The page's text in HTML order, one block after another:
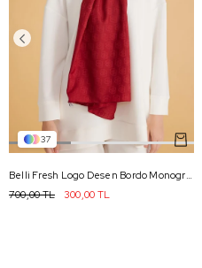
37
Belli Fresh Logo Desen Bordo Monogram Şal 1 - 800
300,00 TL
700,00 TL